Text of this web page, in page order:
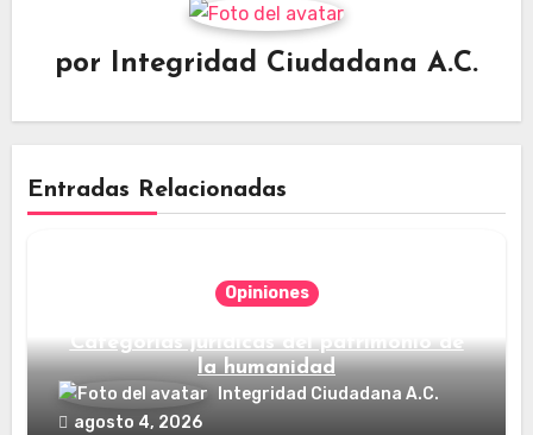
por Integridad Ciudadana A.C.
Entradas Relacionadas
Opiniones
Categorías jurídicas del patrimonio de
la humanidad
Integridad Ciudadana A.C.
agosto 4, 2026